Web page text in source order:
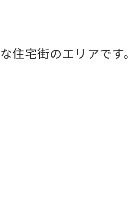
住宅街のエリアです。